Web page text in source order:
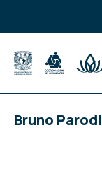
Bruno Parodi